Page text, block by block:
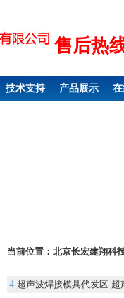
售后热
技术支持 产品展示
当前位置： 北京长宏建翔科
4 超声波焊接模具代发区-